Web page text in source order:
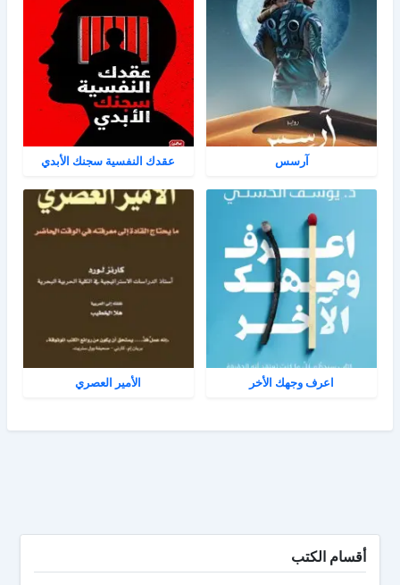
آرسس عقدك النفسية سجنك الأبدي
اعرف وجهك الأخر الأمير العصري
أقسام الكتب